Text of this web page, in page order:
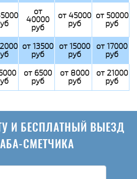
от
40000
руб
от 45000
руб
от 50000
руб
от 13500
руб
от 15000
руб
от 17000
руб
от 6500
руб
от 8000
руб
от 21000
руб
И БЕСПЛАТНЫЙ ВЫЕЗД
СМЕТЧИКА